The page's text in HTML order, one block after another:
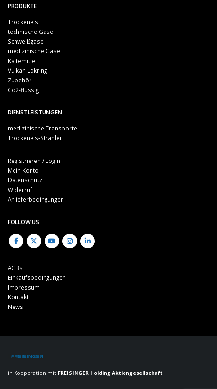
PRODUKTE
Trockeneis
technische Gase
Schweißgase
medizinische Gase
Kältemittel
Vulkan Lokring
Zubehör
Co2-flüssig
DIENSTLEISTUNGEN
medizinische Transporte
Trockeneis-Strahlen
Registrieren / Login
Mein Konto
Datenschutz
Widerruf
Anlieferbedingungen
FOLLOW US
AGBs
Einkaufsbedingungen
Impressum
Kontakt
News
in Kooperation mit FREISINGER Holding Aktiengesellschaft